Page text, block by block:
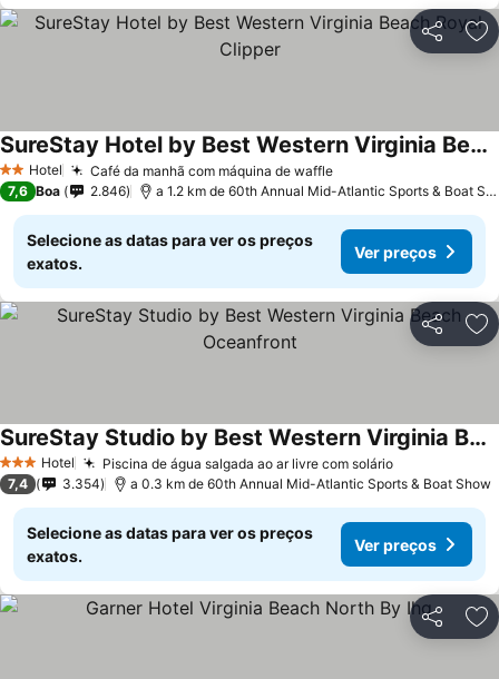
Partilhar
2 Estrelas
Hotel Café da manhã com máquina de waffle
SureStay Hotel by Best Western Virginia Beach Royal Clipper
7,6 Boa 2.846 a 1.2 km de 60th Annual Mid-Atlantic Sports & Boat Show
Selecione as datas para ver os preços
exatos.
Ver preços
Partilhar
3 EstrelasHotel Piscina de água salgada ao ar livre com solário
SureStay Studio by Best Western Virginia Beach Oceanfront
7,4 3.354 a 0.3 km de 60th Annual Mid-Atlantic Sports & Boat Show
Selecione as datas para ver os preços
exatos.
Ver preços
Partilhar